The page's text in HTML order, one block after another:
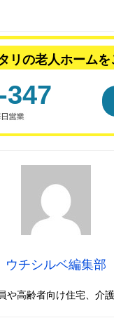
リの老人ホームを
347
ウチシルベ編集部
や高齢者向け住宅、介